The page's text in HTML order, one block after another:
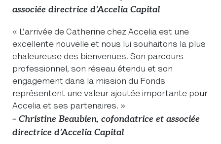
associée directrice d’Accelia Capital
« L’arrivée de Catherine chez Accelia est une
excellente nouvelle et nous lui souhaitons la plus
chaleureuse des bienvenues. Son parcours
professionnel, son réseau étendu et son
engagement dans la mission du Fonds
représentent une valeur ajoutée importante pour
Accelia et ses partenaires. »
– Christine Beaubien, cofondatrice et associée
directrice d’Accelia Capital